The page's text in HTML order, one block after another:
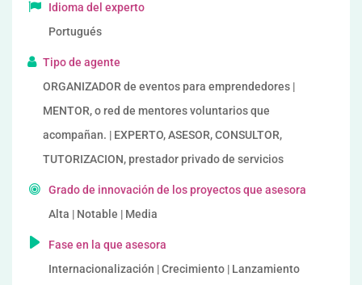
Idioma del experto
Portugués
Tipo de agente
ORGANIZADOR de eventos para emprendedores |
MENTOR, o red de mentores voluntarios que
acompañan. | EXPERTO, ASESOR, CONSULTOR,
TUTORIZACION, prestador privado de servicios
Grado de innovación de los proyectos que asesora
Alta | Notable | Media
Fase en la que asesora
Internacionalización | Crecimiento | Lanzamiento